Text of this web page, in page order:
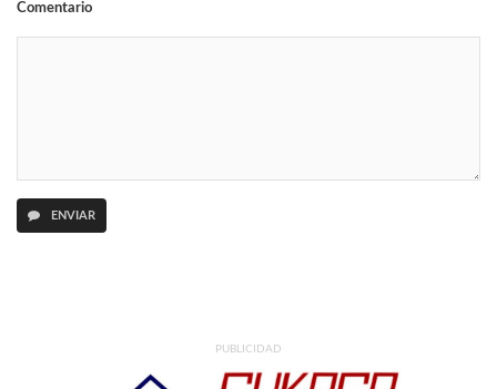
Comentario
ENVIAR
PUBLICIDAD